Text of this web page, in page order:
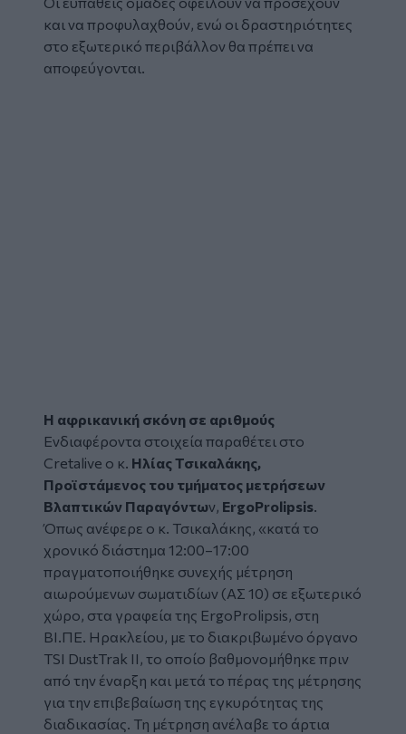
και να προφυλαχθούν, ενώ οι δραστηριότητες
στο εξωτερικό περιβάλλον θα πρέπει να
αποφεύγονται.
Η αφρικανική σκόνη σε αριθμούς
Ενδιαφέροντα στοιχεία παραθέτει στο
Cretalive o κ. Ηλίας Τσικαλάκης,
Προϊστάμενος του τμήματος μετρήσεων
Βλαπτικών Παραγόντων, ErgoProlipsis.
Όπως ανέφερε ο κ. Τσικαλάκης, «κατά το
χρονικό διάστημα 12:00–17:00
πραγματοποιήθηκε συνεχής μέτρηση
αιωρούμενων σωματιδίων (ΑΣ 10) σε εξωτερικό
χώρο, στα γραφεία της ErgoProlipsis, στη
ΒΙ.ΠΕ. Ηρακλείου, με το διακριβωμένο όργανο
TSI DustTrak II, το οποίο βαθμονομήθηκε πριν
από την έναρξη και μετά το πέρας της μέτρησης
για την επιβεβαίωση της εγκυρότητας της
διαδικασίας. Τη μέτρηση ανέλαβε το άρτια